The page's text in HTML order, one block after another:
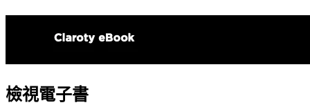
檢視電子書